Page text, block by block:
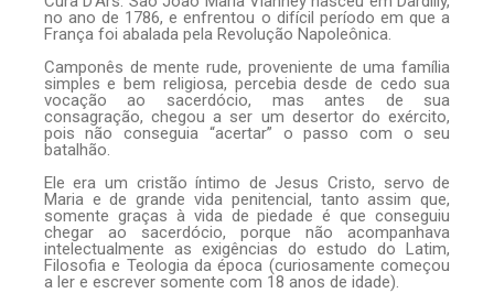
no ano de 1786, e enfrentou o difícil período em que a
França foi abalada pela Revolução Napoleônica.
Camponês de mente rude, proveniente de uma família
simples e bem religiosa, percebia desde de cedo sua
vocação ao sacerdócio, mas antes de sua
consagração, chegou a ser um desertor do exército,
pois não conseguia “acertar” o passo com o seu
batalhão.
Ele era um cristão íntimo de Jesus Cristo, servo de
Maria e de grande vida penitencial, tanto assim que,
somente graças à vida de piedade é que conseguiu
chegar ao sacerdócio, porque não acompanhava
intelectualmente as exigências do estudo do Latim,
Filosofia e Teologia da época (curiosamente começou
a ler e escrever somente com 18 anos de idade).